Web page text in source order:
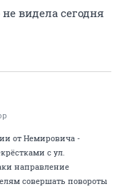
видела сегодня
от Немировича -
с ул.
направление
совершать повороты